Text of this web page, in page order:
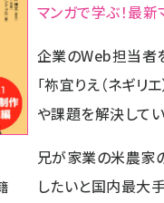
マンガで学ぶ！最新
企業のWeb担当者
「祢宜りえ（ネギリ
や課題を解決してい
兄が家業の米農家
したいと国内最大